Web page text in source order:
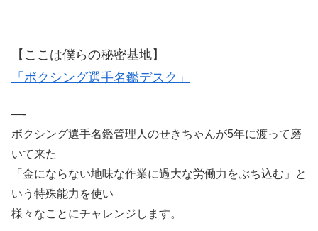
【ここは僕らの秘密基地】
「ボクシング選手名鑑デスク」
—-
ボクシング選手名鑑管理人のせきちゃんが5年に渡って磨
いて来た
「金にならない地味な作業に過大な労働力をぶち込む」と
いう特殊能力を使い
様々なことにチャレンジします。